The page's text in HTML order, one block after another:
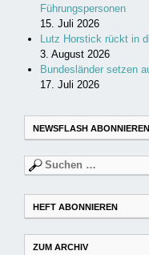
Führungspersonen
15. Juli 2026
Lutz Horstick rückt in
3. August 2026
Bundesländer setzen
17. Juli 2026
NEWSFLASH ABONNIEREN
Suchen
nach:
HEFT ABONNIEREN
ZUM ARCHIV